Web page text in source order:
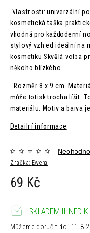
Vlastnosti: univerzální
kosmetická taška
vhodná pro každodenní
stylový vzhled ideální na
kosmetiku Skvělá volba
někoho blízkého.
Rozměr 8 x 9 cm.
může totisk trocha líšit.
materiálu. Motiv a barva
Detailní informace
Značka: Ewena
69 Kč
SKLADEM IHNED K
Můžeme doručit do: